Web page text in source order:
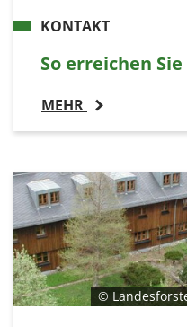
KONTAKT
So erreichen
MEHR
©